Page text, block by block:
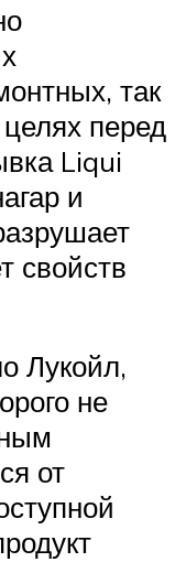
так
перед
Liqui
и
свойств
Лукойл,
не
от